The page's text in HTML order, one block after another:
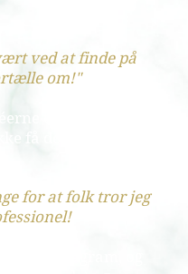
ved at finde på
om!"
til indholdet,
for at folk tror jeg